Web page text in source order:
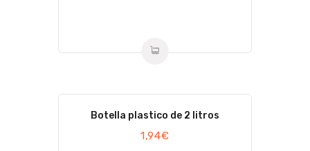
Botella plastico de 2 litros
1,94€